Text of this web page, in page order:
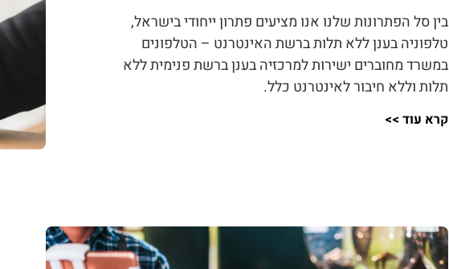
בין סל הפתרונות שלנו אנו מציעים פתרון ייחודי בישראל,
טלפוניה בענן ללא תלות ברשת האינטרנט – הטלפונים
במשרד מחוברים ישירות למרכזיה בענן ברשת פנימית ללא
תלות וללא חיבור לאינטרנט כלל.
קרא עוד >>